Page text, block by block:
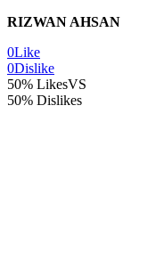
RIZWAN AHSAN
0Like
0Dislike
50% LikesVS
50% Dislikes